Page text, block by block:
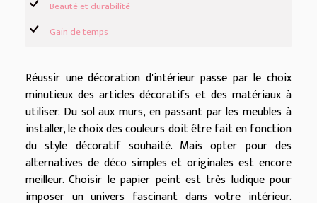
Beauté et durabilité
Gain de temps
Réussir une décoration d'intérieur passe par le choix
minutieux des articles décoratifs et des matériaux à
utiliser. Du sol aux murs, en passant par les meubles à
installer, le choix des couleurs doit être fait en fonction
du style décoratif souhaité. Mais opter pour des
alternatives de déco simples et originales est encore
meilleur. Choisir le papier peint est très ludique pour
imposer un univers fascinant dans votre intérieur.